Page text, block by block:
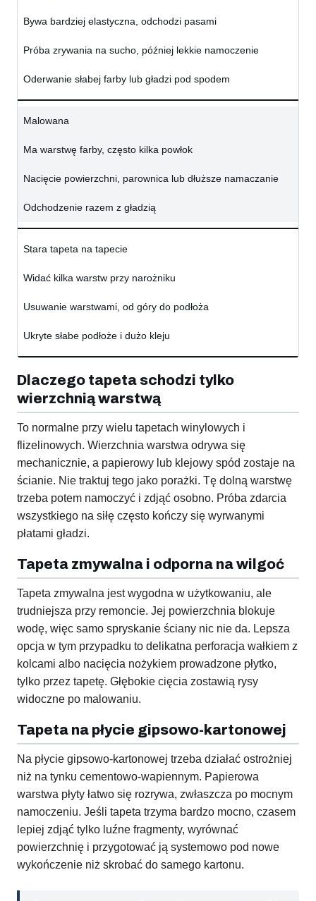
Bywa bardziej elastyczna, odchodzi pasami
Próba zrywania na sucho, później lekkie namoczenie
Oderwanie słabej farby lub gładzi pod spodem
Malowana
Ma warstwę farby, często kilka powłok
Nacięcie powierzchni, parownica lub dłuższe namaczanie
Odchodzenie razem z gładzią
Stara tapeta na tapecie
Widać kilka warstw przy narożniku
Usuwanie warstwami, od góry do podłoża
Ukryte słabe podłoże i dużo kleju
Dlaczego tapeta schodzi tylko
wierzchnią warstwą
To normalne przy wielu tapetach winylowych i
flizelinowych. Wierzchnia warstwa odrywa się
mechanicznie, a papierowy lub klejowy spód zostaje na
ścianie. Nie traktuj tego jako porażki. Tę dolną warstwę
trzeba potem namoczyć i zdjąć osobno. Próba zdarcia
wszystkiego na siłę często kończy się wyrwanymi
płatami gładzi.
Tapeta zmywalna i odporna na wilgoć
Tapeta zmywalna jest wygodna w użytkowaniu, ale
trudniejsza przy remoncie. Jej powierzchnia blokuje
wodę, więc samo spryskanie ściany nic nie da. Lepsza
opcja w tym przypadku to delikatna perforacja wałkiem z
kolcami albo nacięcia nożykiem prowadzone płytko,
tylko przez tapetę. Głębokie cięcia zostawią rysy
widoczne po malowaniu.
Tapeta na płycie gipsowo-kartonowej
Na płycie gipsowo-kartonowej trzeba działać ostrożniej
niż na tynku cementowo-wapiennym. Papierowa
warstwa płyty łatwo się rozrywa, zwłaszcza po mocnym
namoczeniu. Jeśli tapeta trzyma bardzo mocno, czasem
lepiej zdjąć tylko luźne fragmenty, wyrównać
powierzchnię i przygotować ją systemowo pod nowe
wykończenie niż skrobać do samego kartonu.